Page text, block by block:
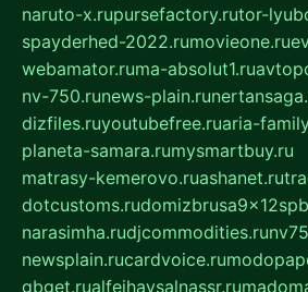
naruto-x.rupursefactory.rutor-
spayderhed-2022.rumovieone.ru
webamator.ruma-absolut1.ru
nv-750.runews-plain.ru
dizfiles.ruyoutubefree.ruaria-
planeta-samara.rumysmartbuy.ru
matrasy-kemerovo.ruashanet.ru
dotcustoms.ru
narasimha.rudjcommodities.ru
newsplain.rucardvoice.ru
gbget.rualfeihavsalnassr.ru